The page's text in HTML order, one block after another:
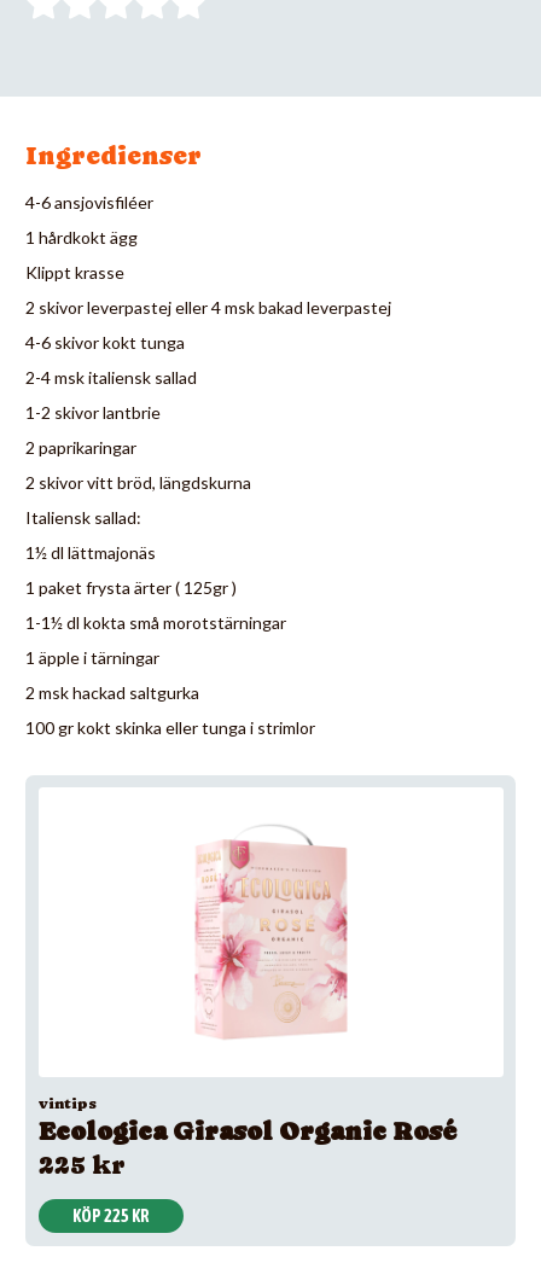
Ingredienser
4-6 ansjovisfiléer
1 hårdkokt ägg
Klippt krasse
2 skivor leverpastej eller 4 msk bakad leverpastej
4-6 skivor kokt tunga
2-4 msk italiensk sallad
1-2 skivor lantbrie
2 paprikaringar
2 skivor vitt bröd, längdskurna
Italiensk sallad:
1½ dl lättmajonäs
1 paket frysta ärter ( 125gr )
1-1½ dl kokta små morotstärningar
1 äpple i tärningar
2 msk hackad saltgurka
100 gr kokt skinka eller tunga i strimlor
vintips
Ecologica Girasol Organic Rosé
225 kr
KÖP 225 KR